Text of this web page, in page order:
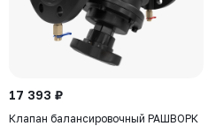
17 393 ₽
Клапан балансировочный РАШВОРК